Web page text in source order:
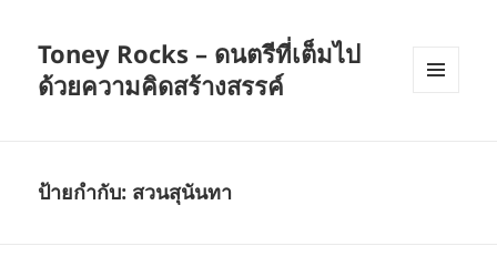
Toney Rocks – ดนตรีที่เต็มไป
ด้วยความคิดสร้างสรรค์
ป้ายกำกับ: สวนสุนันทา